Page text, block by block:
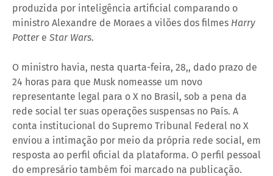
produzida por inteligência artificial comparando o
ministro Alexandre de Moraes a vilões dos filmes Harry
Pottere Star Wars.
O ministro havia, nesta quarta-feira, 28,, dado prazo de
24 horas para que Musk nomeasse um novo
representante legal para o X no Brasil, sob a pena da
rede social ter suas operações suspensas no País. A
conta institucional do Supremo Tribunal Federal no X
enviou a intimação por meio da própria rede social, em
resposta ao perfil oficial da plataforma. O perfil pessoal
do empresário também foi marcado na publicação.